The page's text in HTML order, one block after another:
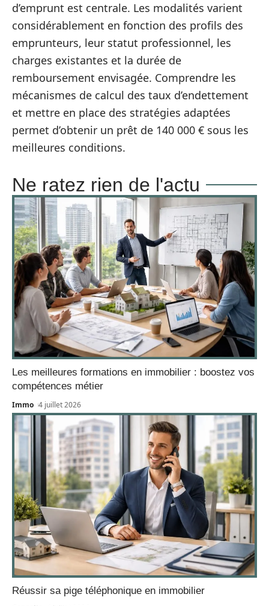
d’emprunt est centrale. Les modalités varient
considérablement en fonction des profils des
emprunteurs, leur statut professionnel, les
charges existantes et la durée de
remboursement envisagée. Comprendre les
mécanismes de calcul des taux d’endettement
et mettre en place des stratégies adaptées
permet d’obtenir un prêt de 140 000 € sous les
meilleures conditions.
Ne ratez rien de l'actu
Les meilleures formations en immobilier : boostez vos
compétences métier
Immo 4 juillet 2026
Réussir sa pige téléphonique en immobilier